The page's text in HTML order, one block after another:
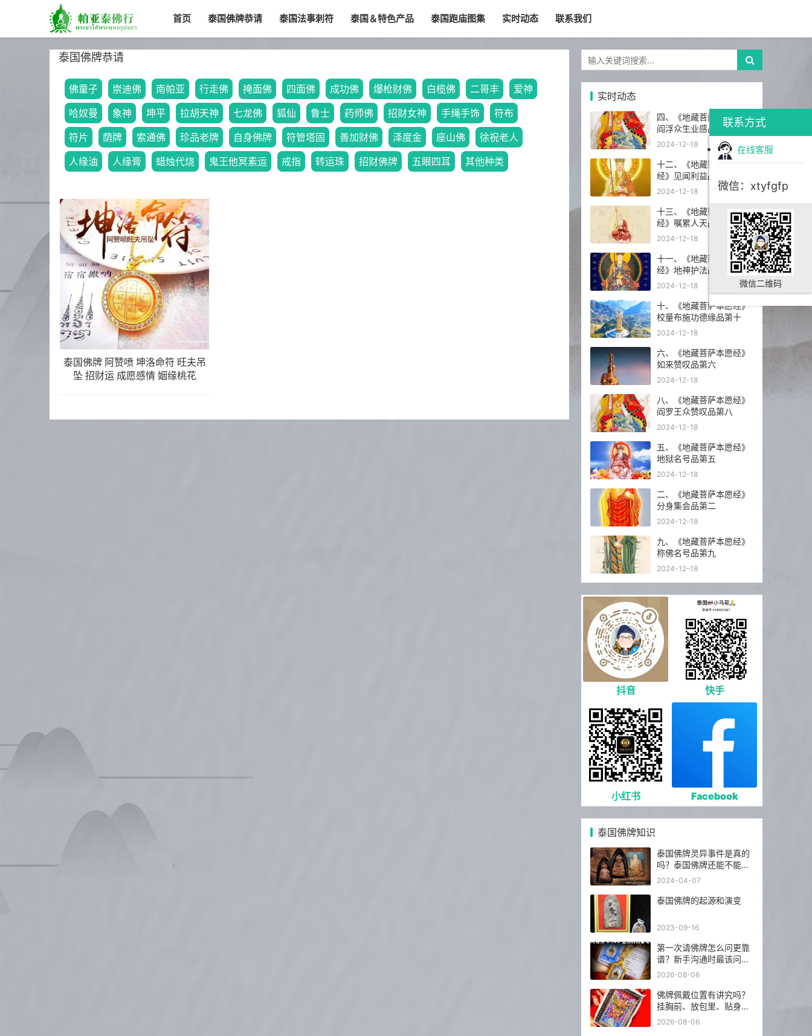
首页 泰国佛牌恭请 泰国法事刺符 泰国＆特色产品 泰国跑庙图集 实时动态 联系我们
泰国佛牌恭请
佛童子 崇迪佛 南帕亚 行走佛 掩面佛 四面佛 成功佛 爆枪财佛 白榄佛 二哥丰
爱神
哈奴曼
象神 坤平 拉胡天神 七龙佛 狐仙 鲁士 药师佛 招财女神 手绳手饰
符布
符片
荫牌 索通佛 珍品老牌 自身佛牌 符管塔固 善加财佛 泽度金 座山佛
徐祝老人
人缘油
人缘膏 蜡烛代烧 鬼王他冥素运 戒指 转运珠 招财佛牌 五眼四耳 其他种类
泰国佛牌 阿赞喷 坤洛命符 旺夫吊
坠 招财运 成愿感情 姻缘桃花
实时动态
四、《地藏菩萨本愿经》
阎浮众生业感品第四
2024-12-18
十二、《地藏菩萨本愿
经》见闻利益品第十二
2024-12-18
十三、《地藏菩萨本愿
经》嘱累人天品第十三
2024-12-18
十一、《地藏菩萨本愿
经》地神护法品第十一
2024-12-18
十、《地藏菩萨本愿经》
校量布施功德缘品第十
2024-12-18
六、《地藏菩萨本愿经》
如来赞叹品第六
2024-12-18
八、《地藏菩萨本愿经》
阎罗王众赞叹品第八
2024-12-18
五、《地藏菩萨本愿经》
地狱名号品第五
2024-12-18
二、《地藏菩萨本愿经》
分身集会品第二
2024-12-18
九、《地藏菩萨本愿经》
称佛名号品第九
2024-12-18
抖音 快手
小红书 Facebook
泰国佛牌知识
泰国佛牌灵异事件是真的
吗？泰国佛牌还能不能
请？
2024-04-07
泰国佛牌的起源和演变
2023-09-16
第一次请佛牌怎么问更靠
谱？新手沟通时最该问的
5 个问题
2026-08-06
佛牌佩戴位置有讲究吗？
挂胸前、放包里、贴身戴
分别注意什么？
2026-08-06
联系方式
在线客服
微信：xtyfgfp
微信二维码